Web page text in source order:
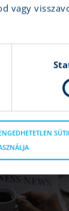
vagy
Stellantis